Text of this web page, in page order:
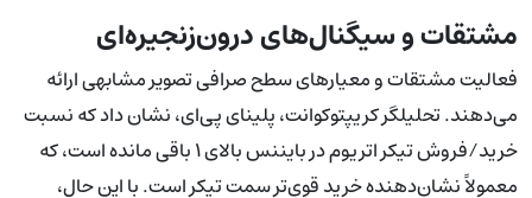
مشتقات و سیگنال‌های درون‌زنجیره‌ای
فعالیت مشتقات و معیارهای سطح صرافی تصویر مشابهی ارائه
می‌دهند. تحلیلگر کریپتوکوانت، پلینای پی‌ای، نشان داد که نسبت
خرید/فروش تیکر اتریوم در بایننس بالای ۱ باقی مانده است، که
معمولاً نشان‌دهنده خرید قوی‌تر سمت تیکر است. با این حال،